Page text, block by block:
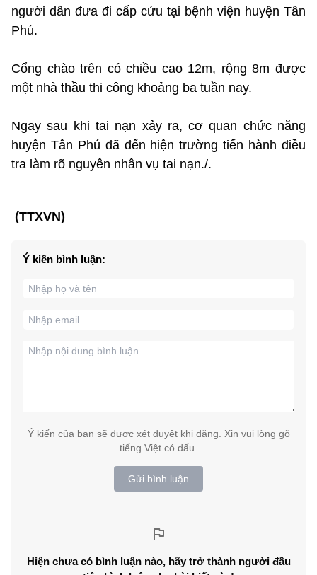
người dân đưa đi cấp cứu tại bệnh viện huyện Tân
Phú.
Cổng chào trên có chiều cao 12m, rộng 8m được
một nhà thầu thi công khoảng ba tuần nay.
Ngay sau khi tai nạn xảy ra, cơ quan chức năng
huyện Tân Phú đã đến hiện trường tiến hành điều
tra làm rõ nguyên nhân vụ tai nạn./.
(TTXVN)
Ý kiến bình luận:
Ý kiến của bạn sẽ được xét duyệt khi đăng. Xin vui lòng gõ
tiếng Việt có dấu.
Gửi bình luận
Hiện chưa có bình luận nào, hãy trở thành người đầu